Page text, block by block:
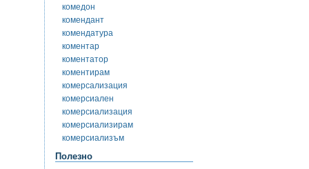
комедон
комендант
комендатура
коментар
коментатор
коментирам
комерсализация
комерсиален
комерсиализация
комерсиализирам
комерсиализъм
Полезно